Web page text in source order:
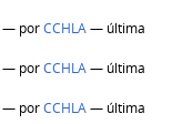
— porCCHLA— última
— porCCHLA— última
— porCCHLA— última